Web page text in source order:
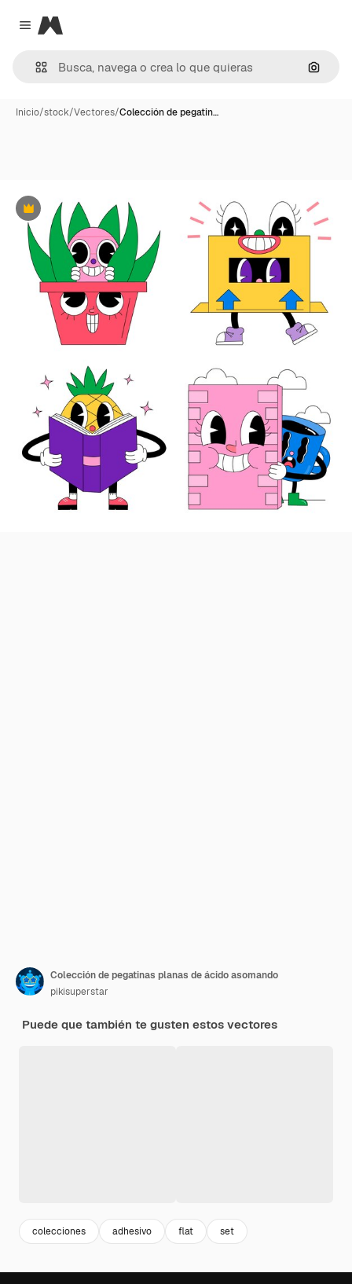
Close menu
Magnific
Inicio/stock/Vectores/Colección de pegatin…
Premium
Colección de pegatinas planas de ácido asomando
pikisuperstar
Puede que también te gusten estos vectores
colecciones adhesivo flat set